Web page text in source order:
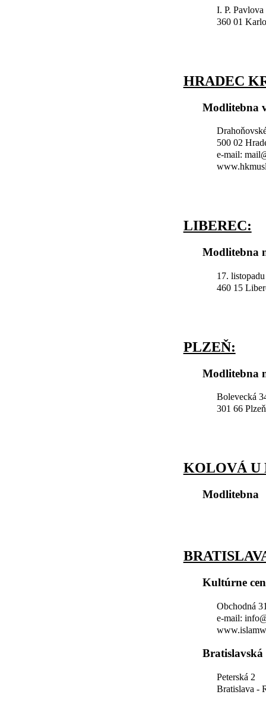
I. P. Pavlova
360 01
HRADEC
Modlitebna
500 02
e-mail:
LIBEREC:
Modlitebna
17.
460 15
PLZEŇ:
Modlitebna
Bolevecká
301 66 Plzeň
KOLOVÁ U
Modlitebna
Kultúrne
Obchodná
e-mail:
Peterská 2
Bratislava -